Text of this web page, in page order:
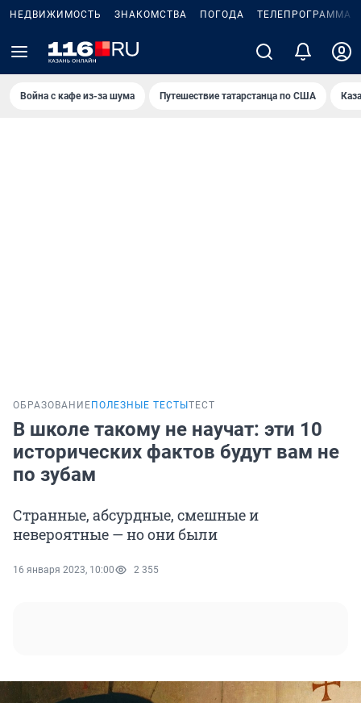
НЕДВИЖИМОСТЬ ЗНАКОМСТВА ПОГОДА ТЕЛЕПРОГРАММА
Война с кафе из-за шума Путешествие татарстанца по США
ОБРАЗОВАНИЕ ПОЛЕЗНЫЕ ТЕСТЫ ТЕСТ
В школе такому не научат: эти 10
исторических фактов будут вам не
по зубам
Странные, абсурдные, смешные и
невероятные — но они были
16 января 2023, 10:00 2 355